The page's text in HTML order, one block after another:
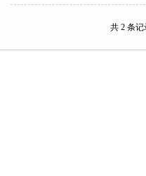
共 2 条